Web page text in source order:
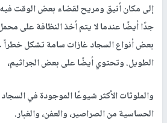
إلى مكان أنيق ومريح لقضاء بعض الوقت
جدًا أيضًا عندما لا يتم أخذ النظافة على
بعض أنواع السجاد غازات سامة تشكل خطراً
الطويل. وتحتوي أيضًا على بعض الجراثيم،
والملوثات الأكثر شيوعًا الموجودة في
الحساسية من الصراصير، والعفن، والغبار.